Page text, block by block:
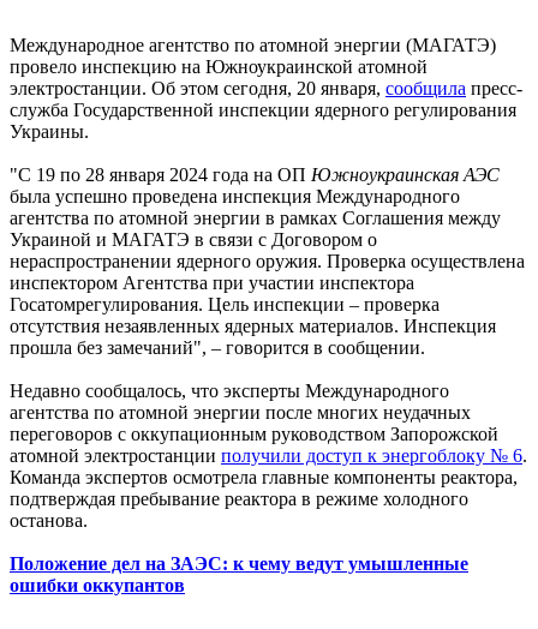
Международное агентство по атомной энергии (МАГАТЭ)
провело инспекцию на Южноукраинской атомной
электростанции. Об этом сегодня, 20 января, сообщила пресс-
служба Государственной инспекции ядерного регулирования
Украины.
"С 19 по 28 января 2024 года на ОП Южноукраинская АЭС
была успешно проведена инспекция Международного
агентства по атомной энергии в рамках Соглашения между
Украиной и МАГАТЭ в связи с Договором о
нераспространении ядерного оружия. Проверка осуществлена
инспектором Агентства при участии инспектора
Госатомрегулирования. Цель инспекции – проверка
отсутствия незаявленных ядерных материалов. Инспекция
прошла без замечаний", – говорится в сообщении.
Недавно сообщалось, что эксперты Международного
агентства по атомной энергии после многих неудачных
переговоров с оккупационным руководством Запорожской
атомной электростанции получили доступ к энергоблоку № 6.
Команда экспертов осмотрела главные компоненты реактора,
подтверждая пребывание реактора в режиме холодного
останова.
Положение дел на ЗАЭС: к чему ведут умышленные
ошибки оккупантов